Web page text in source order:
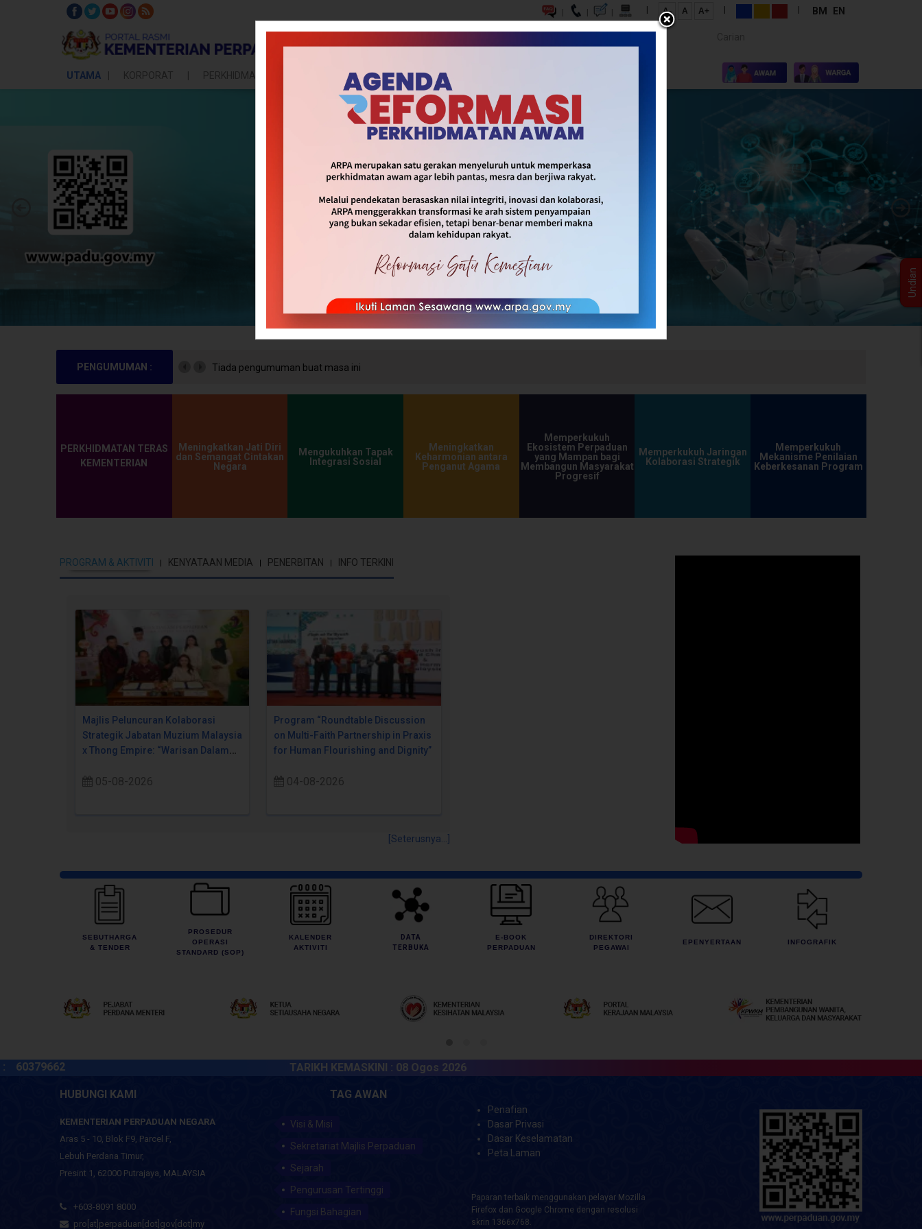
| | | | A- A A+ | | BM
EN
UTAMA KORPORAT PERKHIDMATAN DASAR & INISIATIF SOP & INFOGRAFIK
PENGUMUMAN : Tiada pengumuman buat masa ini
PERKHIDMATAN TERAS
KEMENTERIAN
Meningkatkan Jati Diri
dan Semangat Cintakan
Negara
Mengukuhkan Tapak
Integrasi Sosial
Meningkatkan
Keharmonian antara
Penganut Agama
Memperkukuh
Ekosistem Perpaduan
yang Mampan bagi
Membangun Masyarakat
Progresif
Memperkukuh Jaringan
Kolaborasi Strategik
Memperkukuh
Mekanisme Penilaian
Keberkesanan Program
PROGRAM & AKTIVITI KENYATAAN MEDIA PENERBITAN INFO TERKINI
Majlis Peluncuran Kolaborasi
Strategik Jabatan Muzium Malaysia
x Thong Empire: “Warisan Dalam
05-08-2026
Program “Roundtable Discussion
on Multi-Faith Partnership in Praxis
for Human Flourishing and Dignity”
04-08-2026
[Seterusnya...]
Pautan Pantas
SEBUTHARGA
& TENDER
PROSEDUR
OPERASI
STANDARD (SOP)
KALENDER
AKTIVITI
DATA
TERBUKA
E-BOOK
PERPADUAN
DIREKTORI
PEGAWAI
EPENYERTAAN INFOGRAFIK
TARIKH KEMASKINI :08 Ogos 2026
HUBUNGI KAMI
KEMENTERIAN PERPADUAN NEGARA
Aras 5 - 10, Blok F9, Parcel F,
Lebuh Perdana Timur,
Presint 1, 62000 Putrajaya, MALAYSIA
+603-8091 8000
pro[at]perpaduan[dot]gov[dot]my
TAG AWAN
Visi & Misi
Sekretariat Majlis Perpaduan
Sejarah
Pengurusan Tertinggi
Fungsi Bahagian
Penafian
Dasar Privasi
Dasar Keselamatan
Peta Laman
Paparan terbaik menggunakan pelayar Mozilla
Firefox dan Google Chrome dengan resolusi
skrin 1366x768.
Undian